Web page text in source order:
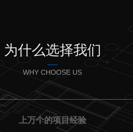
为什么选择我们
WHY CHOOSE US
上万个的项目经验